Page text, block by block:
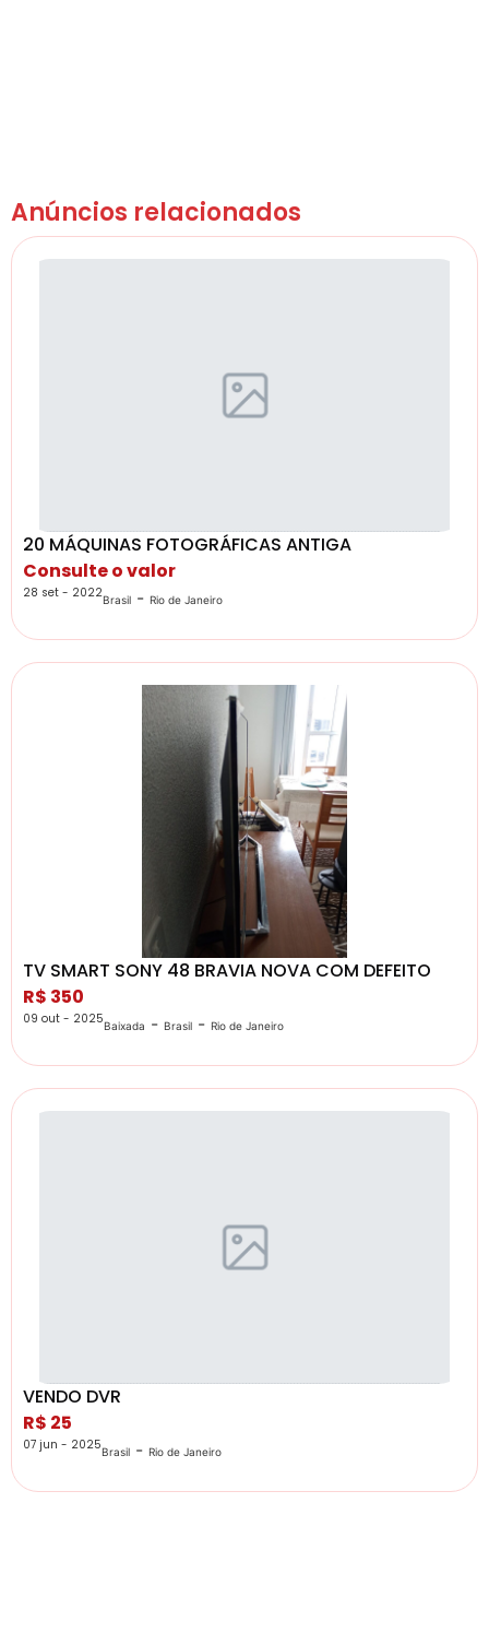
Anúncios relacionados
20 MÁQUINAS FOTOGRÁFICAS ANTIGA
Consulte o valor
28 set - 2022Brasil - Rio de Janeiro
TV SMART SONY 48 BRAVIA NOVA COM DEFEITO
R$ 350
09 out - 2025Baixada - Brasil - Rio de Janeiro
VENDO DVR
R$ 25
07 jun - 2025Brasil - Rio de Janeiro